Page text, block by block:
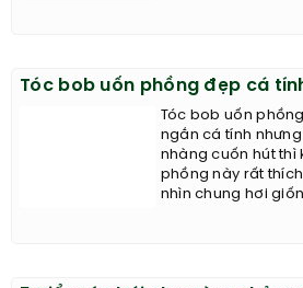
Tóc bob uốn phồng đẹp cá
Tóc bob uốn
ngắn cá tính
nhàng cuốn hút thì
phồng này rất
nhìn chung hơi